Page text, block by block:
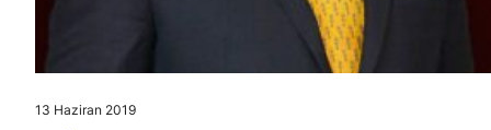
13 Haziran 2019